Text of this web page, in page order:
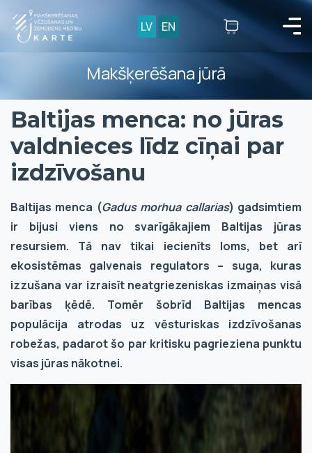
LV EN
Makšķerēšana jūrā
Baltijas menca: no jūras
valdnieces līdz cīņai par
izdzīvošanu
Baltijas menca (Gadus morhua callarias) gadsimtiem
ir bijusi viens no svarīgākajiem Baltijas jūras
resursiem. Tā nav tikai iecienīts loms, bet arī
ekosistēmas galvenais regulators – suga, kuras
izzušana var izraisīt neatgriezeniskas izmaiņas visā
barības ķēdē. Tomēr šobrīd Baltijas mencas
populācija atrodas uz vēsturiskas izdzīvošanas
robežas, padarot šo par kritisku pagrieziena punktu
visas jūras nākotnei.